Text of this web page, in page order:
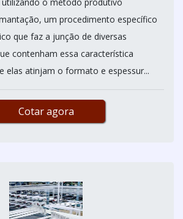
um procedimento específico
que faz a junção de diversas
contenham essa característica
elas atinjam o formato e espessur...
Cotar agora